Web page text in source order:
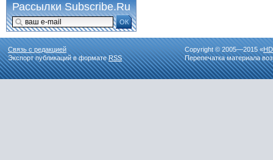
Рассылки Subscribe.Ru
ОК
Связь с редакцией
Экспорт публикаций в форматеRSS
Copyright © 2005—2015 «
Перепечатка материала